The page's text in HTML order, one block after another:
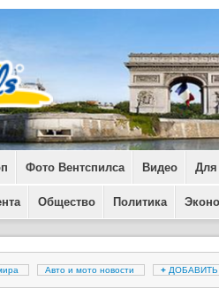
Фото Вентспилса Видео Для
Общество Политика
Авто и мото новости +